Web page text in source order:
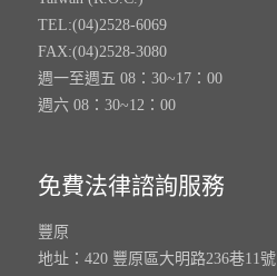
TEL:(04)2528-6069
FAX:(04)2528-3080
週一至週五 08：30~17：00
週六 08：30~12：00
免費法律諮詢服務
豐原
地址：420 豐原區大明路236巷11號